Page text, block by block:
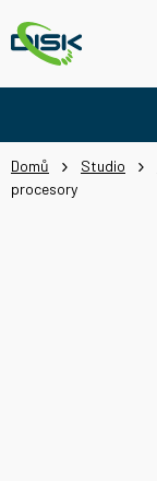
na
obsah
Domů Studio
procesory